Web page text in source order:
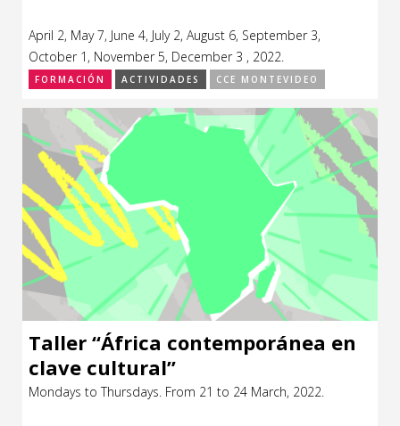
April 2, May 7, June 4, July 2, August 6, September 3,
October 1, November 5, December 3 , 2022.
FORMACIÓN ACTIVIDADES CCE MONTEVIDEO
Taller “África contemporánea en
clave cultural”
Mondays to Thursdays. From 21 to 24 March, 2022.